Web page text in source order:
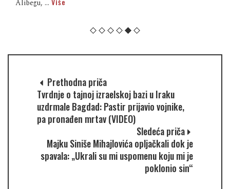
Alibegu, ...
Prethodna priča
Tvrdnje o tajnoj izraelskoj bazi u Iraku
uzdrmale Bagdad: Pastir prijavio vojnike,
pa pronađen mrtav (VIDEO)
Sledeća priča
Majku Siniše Mihajlovića opljačkali dok je
spavala: „Ukrali su mi uspomenu koju mi je
poklonio sin“